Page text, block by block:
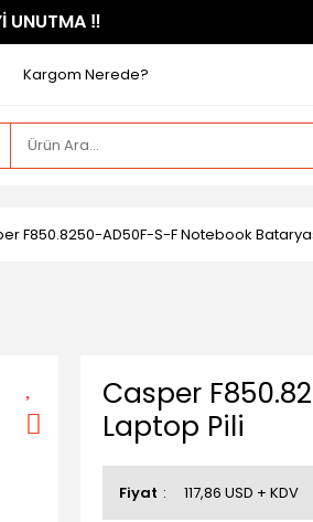
UNUTMA ​‼️​
Kargom Nerede?
F850.8250-AD50F-S-F Notebook
Casper
Laptop Pili
Fiyat 117,86 USD + KDV